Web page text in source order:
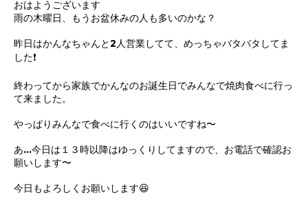
おはようございます
雨の木曜日、もうお盆休みの人も多いのかな？
昨日はかんなちゃんと2人営業してて、めっちゃバタバタしてま
した❗️
終わってから家族でかんなのお誕生日でみんなで焼肉食べに行っ
て来ました。
やっぱりみんなで食べに行くのはいいですね〜
あ…今日は１３時以降はゆっくりしてますので、お電話で確認お
願いします〜
今日もよろしくお願いします😆